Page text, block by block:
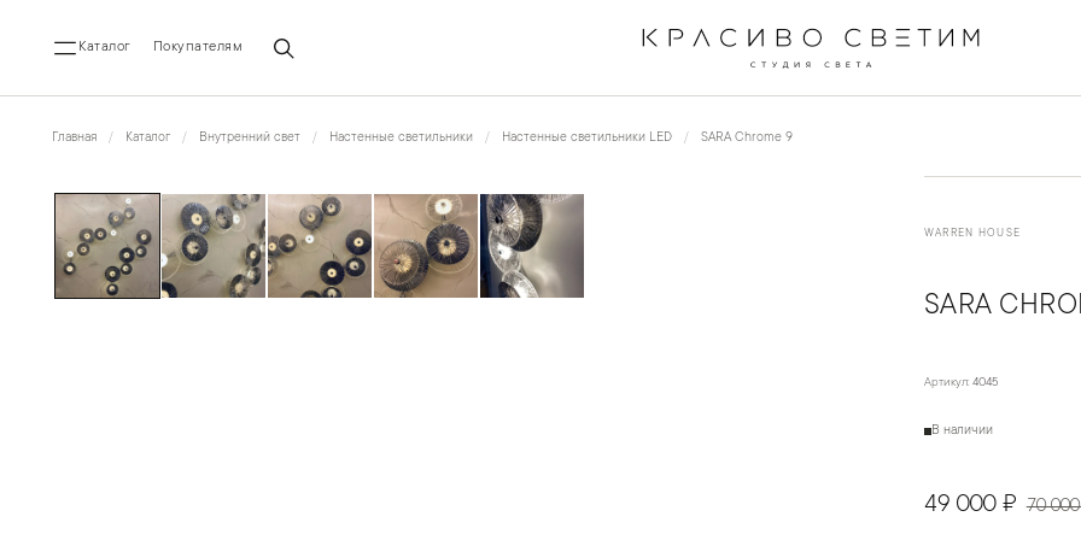
Каталог Покупателям
Главная Каталог Внутренний свет Настенные светильники Настенные светильники LED SARA Chrome 9
← 1/5
WARREN HOUSE
SARA
Артикул: 4045
В наличии
49 000 ₽ 70